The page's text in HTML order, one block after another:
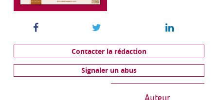
Contacter la rédaction
Signaler un abus